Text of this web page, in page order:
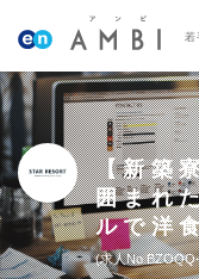
若
【新築
囲まれ
ルで洋
求人